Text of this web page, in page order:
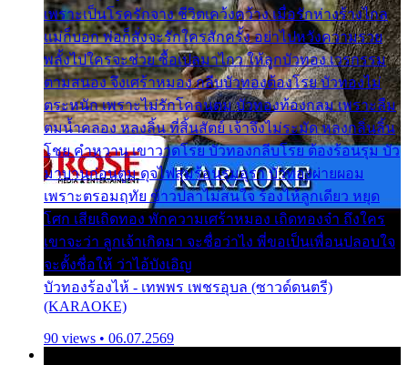
เพราะเป็นโรครักจาง ชีวิตเคว้งคว้าง เมื่อรักห่างร้างไกล
แม่ก็บอก พ่อก็สั่งจะรักใครสักครั้ง อย่าไปหวังความรวย
พลั้งไปใครจะช่วย ซื้อเปลมาไกว ให้ลูกบัวทอง เวรกรรม
ตามสนอง จึงเศร้าหมอง กลีบบัวทองต้องโรย บัวทองไม่
ตระหนัก เพราะไม่รักโคลนตม บัวทองท้องกลม เพราะลืม
ตมน้ำคลอง หลงลิ้น ที่สิ้นสัตย์ เจ้าจึงไม่ระมัด หลงกลิ่นลิ้น
โชย คำหวาน เขาวาดโรย บัวทองกลีบโรย ต้องร้อนรุม บัว
มาบานก่อนตูม ดุจไฟสุมร้อนรุมอุรา บัวทองผ่ายผอม
เพราะตรอมฤทัย ข้าวปลาไม่สนใจ ร้องไห้ลูกเดียว หยุด
โศก เสียเถิดทอง พักความเศร้าหมอง เถิดทองจ๋า ถึงใคร
เขาจะว่า ลูกเจ้าเกิดมา จะชื่อว่าไง พี่ขอเป็นเพื่อนปลอบใจ
จะตั้งชื่อให้ ว่าไอ้บังเอิญ
บัวทองร้องไห้ - เทพพร เพชรอุบล (ซาวด์ดนตรี)
(KARAOKE)
90 views • 06.07.2569